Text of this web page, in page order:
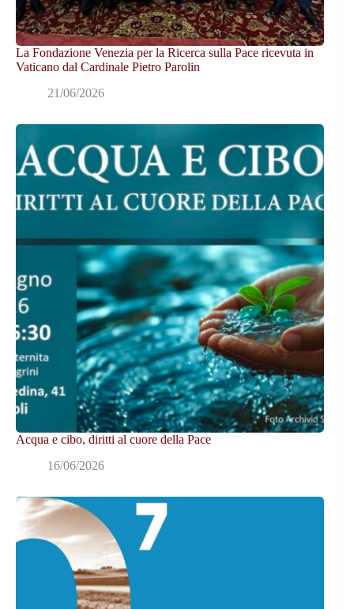
La Fondazione Venezia per la Ricerca sulla Pace ricevuta in
Vaticano dal Cardinale Pietro Parolin
21/06/2026
Acqua e cibo, diritti al cuore della Pace
16/06/2026